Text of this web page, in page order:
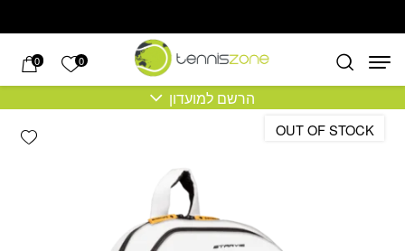
0 הרשימה
0
הרשם למועדון
OUT OF STOCK